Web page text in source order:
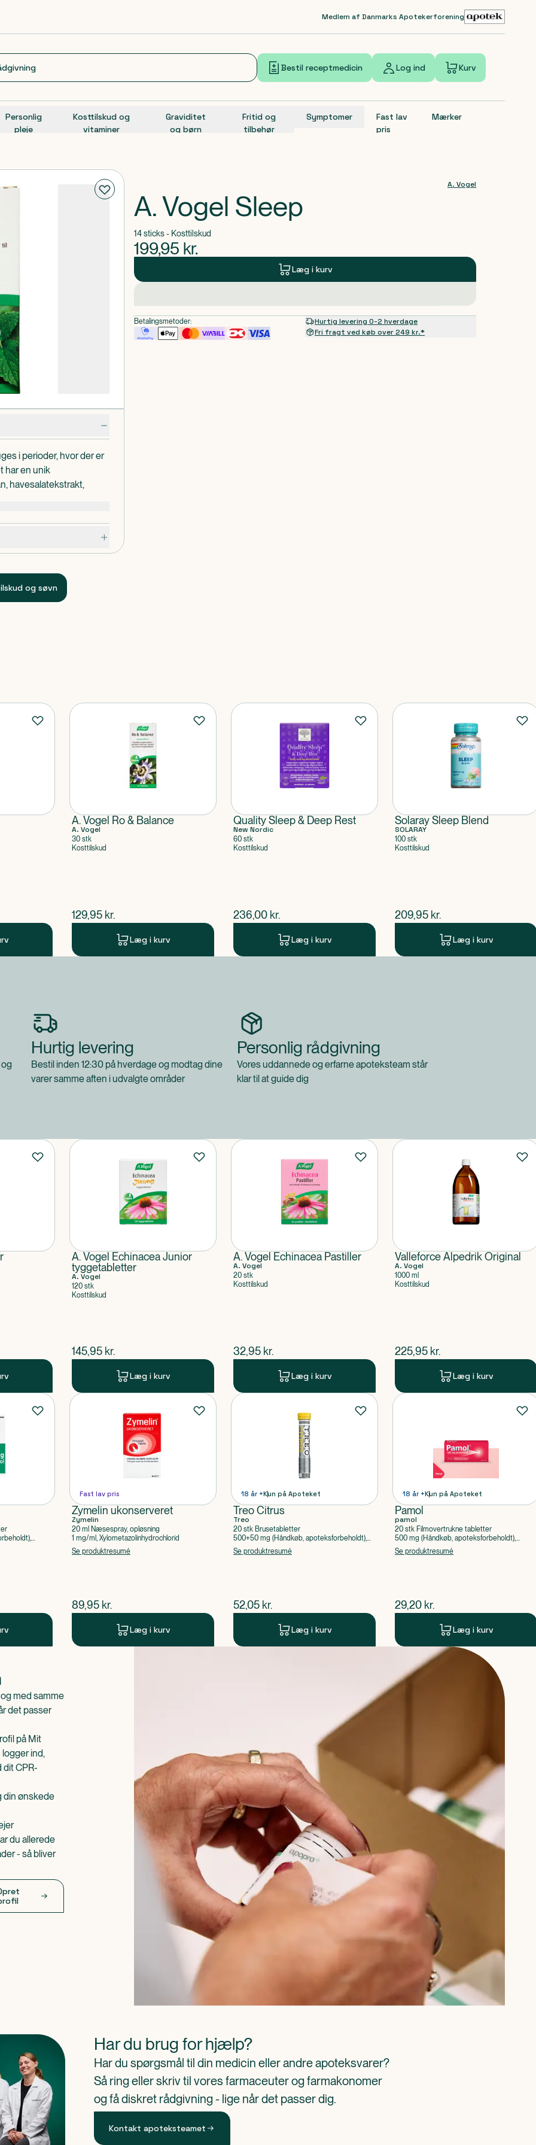
Medlem af Danmarks Apotekerforening
Bestil receptmedicin Log ind Kurv
Personlig
pleje
Kosttilskud og
vitaminer
Graviditet
og børn
Fritid og
tilbehør
Symptomer
Fast lav
pris
Mærker
i perioder, hvor der er
har en unik
havesalatekstrakt,
min.
(Lactuca sativa L.),
(arabisk
af fedtsyrer), Syre
og søvn
A. Vogel
A. Vogel Sleep
14 sticks - Kosttilskud
199,95 kr.
Læg i kurv
Betalingsmetoder:
Hurtig levering 0-2 hverdage
Fri fragt ved køb over 249 kr.*
A. Vogel Ro & Balance
A. Vogel
30 stk
Kosttilskud
$nuværende pris
129,95 kr.
Læg i kurv
Quality Sleep & Deep Rest
New Nordic
60 stk
Kosttilskud
$nuværende pris
236,00 kr.
Læg i kurv
Solaray Sleep Blend
SOLARAY
100 stk
Kosttilskud
$nuværende pris
209,95 kr.
Læg i kurv
Hurtig levering
Bestil inden 12:30 på hverdage og modtag dine
varer samme aften i udvalgte områder
Personlig rådgivning
Vores uddannede og erfarne apoteksteam står
klar til at guide dig
A. Vogel Echinacea Junior
tyggetabletter
A. Vogel
120 stk
Kosttilskud
$nuværende pris
145,95 kr.
Læg i kurv
A. Vogel Echinacea Pastiller
A. Vogel
20 stk
Kosttilskud
$nuværende pris
32,95 kr.
Læg i kurv
Valleforce Alpedrik Original
A. Vogel
1000 ml
Kosttilskud
$nuværende pris
225,95 kr.
Læg i kurv
Fast lav pris
Zymelin ukonserveret
Zymelin
20 ml Næsespray, opløsning
1 mg/ml, Xylometazolinhydrochlorid
Se produktresumé
$nuværende pris
89,95 kr.
Læg i kurv
18 år +Kun på Apoteket
Treo Citrus
Treo
20 stk Brusetabletter
500+50 mg (Håndkøb, apoteksforbeholdt),
Acetylsalicylsyre, Caffein
Se produktresumé
$nuværende pris
52,05 kr.
Læg i kurv
18 år +Kun på Apoteket
Pamol
pamol
20 stk Filmovertrukne tabletter
500 mg (Håndkøb, apoteksforbeholdt),
Paracetamol
Se produktresumé
$nuværende pris
29,20 kr.
Læg i kurv
med samme
det passer
på Mit
ind,
dit CPR-
din ønskede
du allerede
- så bliver
Har du brug for hjælp?
Har du spørgsmål til din medicin eller andre apoteksvarer?
Så ring eller skriv til vores farmaceuter og farmakonomer
og få diskret rådgivning - lige når det passer dig.
Kontakt apoteksteamet